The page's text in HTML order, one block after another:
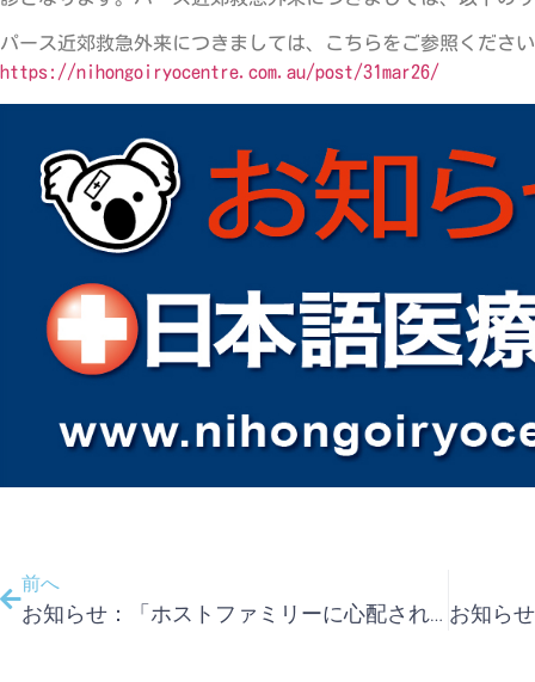
パース近郊救急外来につきましては、こちらをご参照くださ
https://nihongoiryocentre.com.au/post/31mar26/
前へ
お知らせ：「ホストファミリーに心配された？！」